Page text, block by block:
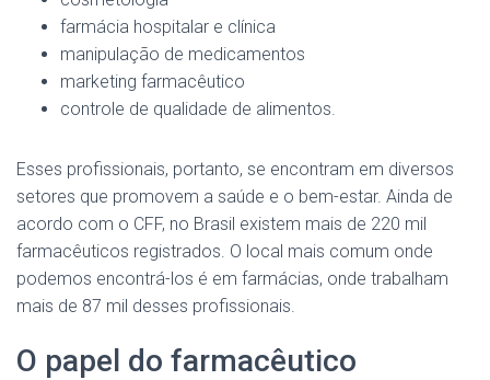
farmácia hospitalar e clínica
manipulação de medicamentos
marketing farmacêutico
controle de qualidade de alimentos.
Esses profissionais, portanto, se encontram em diversos
setores que promovem a saúde e o bem-estar. Ainda de
acordo com o CFF, no Brasil existem mais de 220 mil
farmacêuticos registrados. O local mais comum onde
podemos encontrá-los é em farmácias, onde trabalham
mais de 87 mil desses profissionais.
O papel do farmacêutico